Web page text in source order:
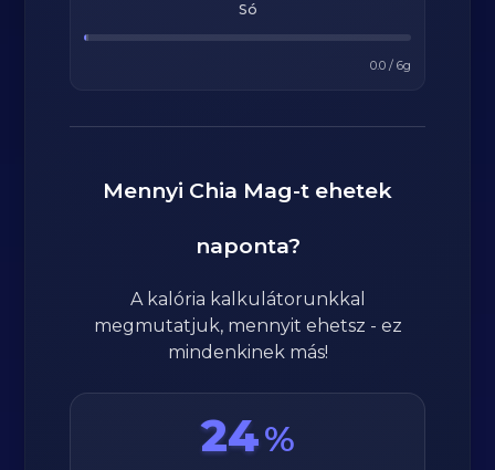
Só
0.0/ 6g
Mennyi Chia Mag-t ehetek
naponta?
A kalória kalkulátorunkkal
megmutatjuk, mennyit ehetsz - ez
mindenkinek más!
24%